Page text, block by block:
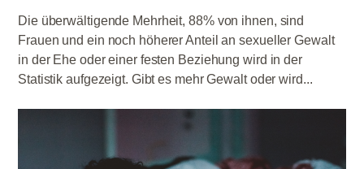
Die überwältigende Mehrheit, 88% von ihnen, sind
Frauen und ein noch höherer Anteil an sexueller Gewalt
in der Ehe oder einer festen Beziehung wird in der
Statistik aufgezeigt. Gibt es mehr Gewalt oder wird...